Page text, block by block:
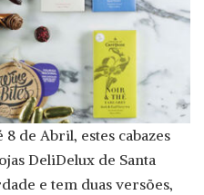
de Abril, estes cabazes
DeliDelux de Santa
e tem duas versões,